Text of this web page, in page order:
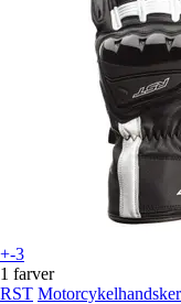
+-3
1 farver
RST